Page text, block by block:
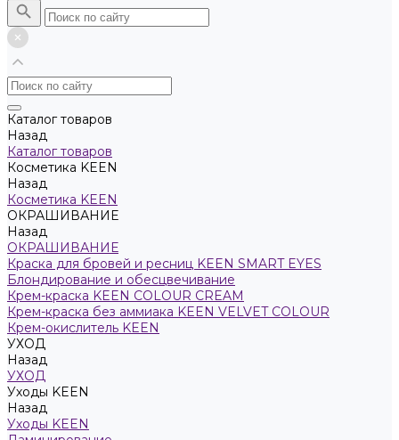
Каталог товаров
Назад
Каталог товаров
Косметика KEEN
Назад
Косметика KEEN
ОКРАШИВАНИЕ
Назад
ОКРАШИВАНИЕ
Краска для бровей и ресниц KEEN SMART EYES
Блондирование и обесцвечивание
Крем-краска KEEN COLOUR CREAM
Крем-краска без аммиака KEEN VELVET COLOUR
Крем-окислитель KEEN
УХОД
Назад
УХОД
Уходы KEEN
Назад
Уходы KEEN